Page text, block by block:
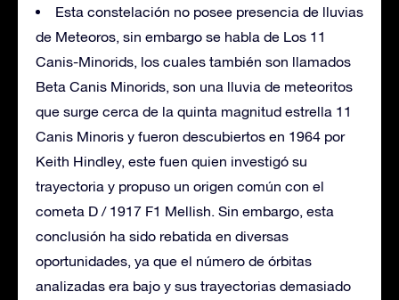
Esta constelación no posee presencia de lluvias
de Meteoros, sin embargo se habla de Los 11
Canis-Minorids, los cuales también son llamados
Beta Canis Minorids, son ​​una lluvia de meteoritos
que surge cerca de la quinta magnitud estrella 11
Canis Minoris y fueron descubiertos en 1964 por
Keith Hindley, este fuen quien investigó su
trayectoria y propuso un origen común con el
cometa D / 1917 F1 Mellish. Sin embargo, esta
conclusión ha sido rebatida en diversas
oportunidades, ya que el número de órbitas
analizadas era bajo y sus trayectorias demasiado